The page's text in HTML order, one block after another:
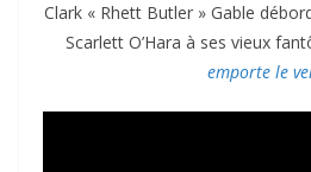
Clark « Rhett Butler » Gable
Scarlett O’Hara à ses vieux
emporte le